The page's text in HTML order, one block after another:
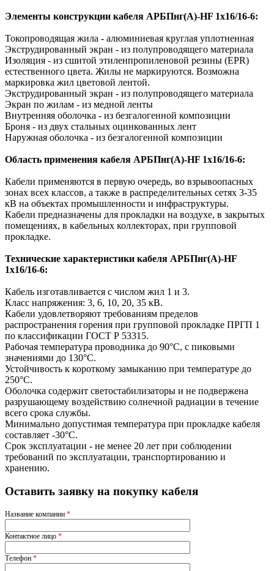
Элементы конструкции кабеля АРБПнг(A)-HF 1х16/16-6:
Токопроводящая жила - алюминиевая круглая уплотненная
Экструдированный экран - из полупроводящего материала
Изоляция - из сшитой этиленпропиленовой резины (EPR)
естественного цвета. Жилы не маркируются. Возможна
маркировка жил цветовой лентой.
Экструдированный экран - из полупроводящего материала
Экран по жилам - из медной ленты
Внутренняя оболочка - из безгалогенной композиции
Броня - из двух стальных оцинкованных лент
Наружная оболочка - из безгалогенной композиции
Область применения кабеля АРБПнг(A)-HF 1х16/16-6:
Кабели применяются в первую очередь, во взрывоопасных
зонах всех классов, а также в распределительных сетях 3-35
кВ на объектах промышленности и инфраструктуры.
Кабели предназначены для прокладки на воздухе, в закрытых
помещениях, в кабельных коллекторах, при групповой
прокладке.
Технические характеристики кабеля АРБПнг(A)-HF
1х16/16-6:
Кабель изготавливается с числом жил 1 и 3.
Класс напряжения: 3, 6, 10, 20, 35 кВ.
Кабели удовлетворяют требованиям пределов
распространения горения при групповой прокладке ПРГП 1
по классификации ГОСТ Р 53315.
Рабочая температура проводника до 90°С, с пиковыми
значениями до 130°С.
Устойчивость к короткому замыканию при температуре до
250°С.
Оболочка содержит светостабилизаторы и не подвержена
разрушающему воздействию солнечной радиации в течение
всего срока службы.
Минимально допустимая температура при прокладке кабеля
составляет -30°С.
Срок эксплуатации - не менее 20 лет при соблюдении
требований по эксплуатации, транспортированию и
хранению.
Оставить заявку на покупку кабеля
Название компании *
Контактное лицо *
Телефон *